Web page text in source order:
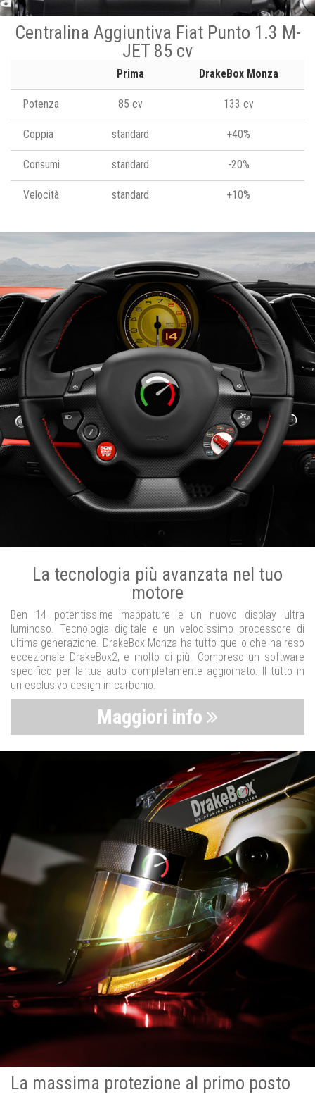
Centralina Aggiuntiva Fiat Punto 1.3 M-
JET 85 cv
Prima DrakeBox Monza
Potenza 85 cv 133 cv
Coppia standard +40%
Consumi standard -20%
Velocità standard +10%
La tecnologia più avanzata nel tuo
motore
Ben 14 potentissime mappature e un nuovo display ultra
luminoso. Tecnologia digitale e un velocissimo processore di
ultima generazione. DrakeBox Monza ha tutto quello che ha reso
eccezionale DrakeBox2, e molto di più. Compreso un software
specifico per la tua auto completamente aggiornato. Il tutto in
un esclusivo design in carbonio.
Maggiori info
La massima protezione al primo posto